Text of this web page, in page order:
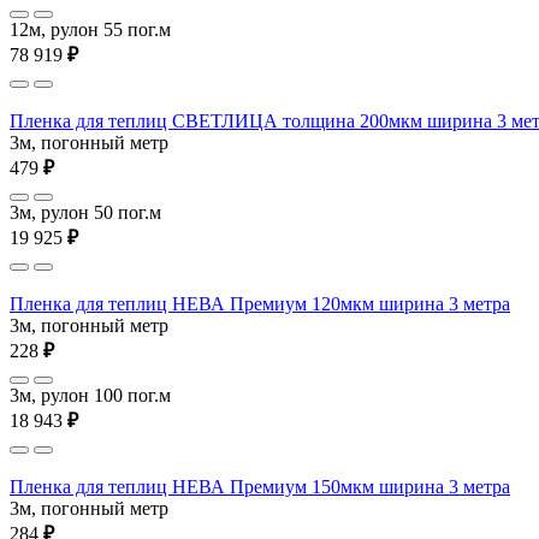
12м, рулон 55 пог.м
78 919 ₽
Пленка для теплиц СВЕТЛИЦА толщина 200мкм ширина 3
3м, погонный метр
479 ₽
3м, рулон 50 пог.м
19 925 ₽
Пленка для теплиц НЕВА Премиум 120мкм ширина 3 метра
3м, погонный метр
228 ₽
3м, рулон 100 пог.м
18 943 ₽
Пленка для теплиц НЕВА Премиум 150мкм ширина 3 метра
3м, погонный метр
284 ₽